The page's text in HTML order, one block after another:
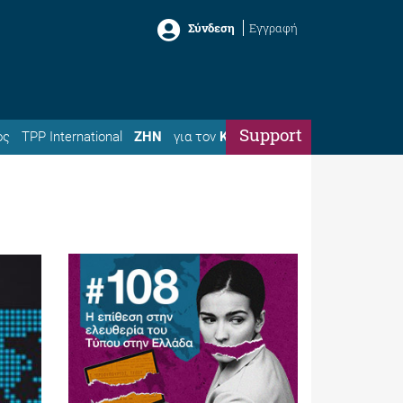
Σύνδεση Εγγραφή
TPP International ΖΗΝ για τον ΚώσταSupport